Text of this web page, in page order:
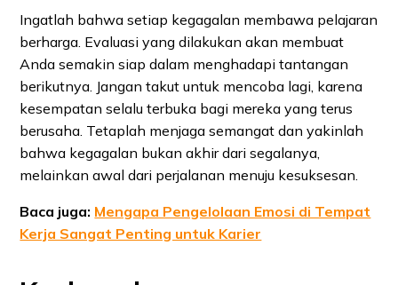
Ingatlah bahwa setiap kegagalan membawa pelajaran
berharga. Evaluasi yang dilakukan akan membuat
Anda semakin siap dalam menghadapi tantangan
berikutnya. Jangan takut untuk mencoba lagi, karena
kesempatan selalu terbuka bagi mereka yang terus
berusaha. Tetaplah menjaga semangat dan yakinlah
bahwa kegagalan bukan akhir dari segalanya,
melainkan awal dari perjalanan menuju kesuksesan.
Baca juga: Mengapa Pengelolaan Emosi di Tempat
Kerja Sangat Penting untuk Karier